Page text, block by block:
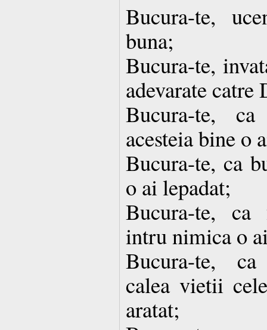
Bucura-te,
buna;
Bucura-te,
adevarate catre
Bucura-te,
acesteia bine o
Bucura-te, ca
o ai lepadat;
Bucura-te, ca
intru nimica o
Bucura-te,
calea vietii
aratat;